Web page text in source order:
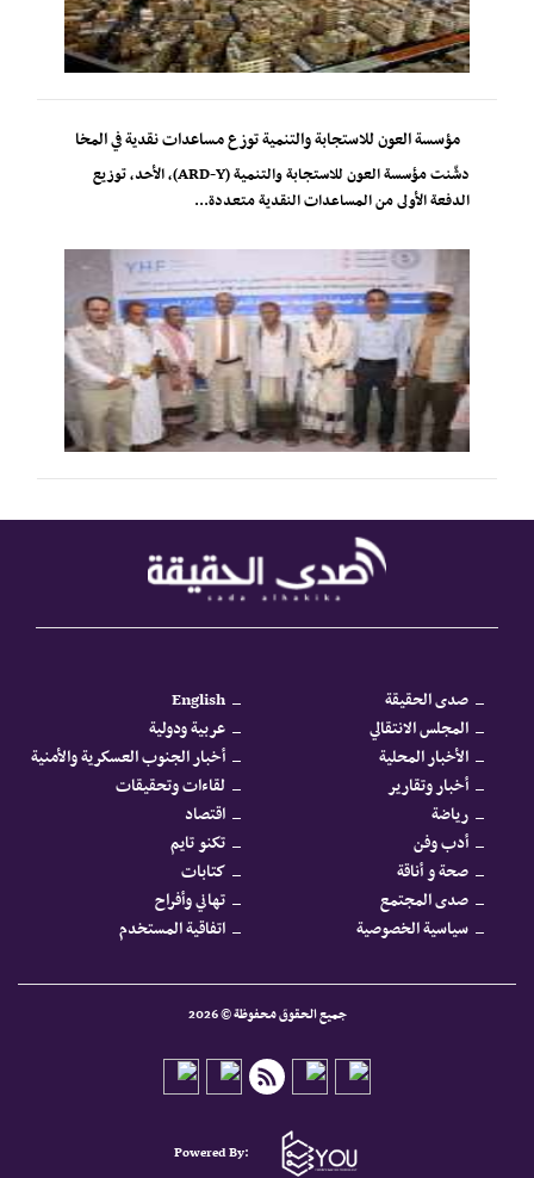
مؤسسة العون للاستجابة والتنمية توزع مساعدات نقدية في المخا
دشّنت مؤسسة العون للاستجابة والتنمية (ARD-Y)، الأحد، توزيع
الدفعة الأولى من المساعدات النقدية متعددة...
صدى الحقيقة
English
المجلس الانتقالي
عربية ودولية
الأخبار المحلية
أخبار الجنوب العسكرية والأمنية
أخبار وتقارير
لقاءات وتحقيقات
رياضة
اقتصاد
أدب وفن
تكنو تايم
صحة و أناقة
كتابات
صدى المجتمع
تهاني وأفراح
سياسية الخصوصية
اتفاقية المستخدم
جميع الحقوق محفوظة © 2026
Powered By: